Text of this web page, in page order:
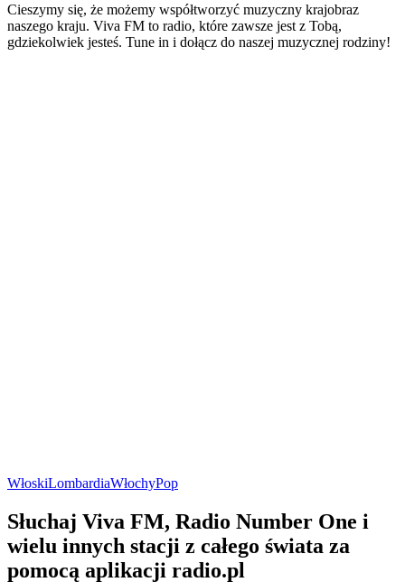
Cieszymy się, że możemy współtworzyć muzyczny krajobraz
naszego kraju. Viva FM to radio, które zawsze jest z Tobą,
gdziekolwiek jesteś. Tune in i dołącz do naszej muzycznej rodziny!
WłoskiLombardiaWłochyPop
Słuchaj Viva FM, Radio Number One i
wielu innych stacji z całego świata za
pomocą aplikacji radio.pl